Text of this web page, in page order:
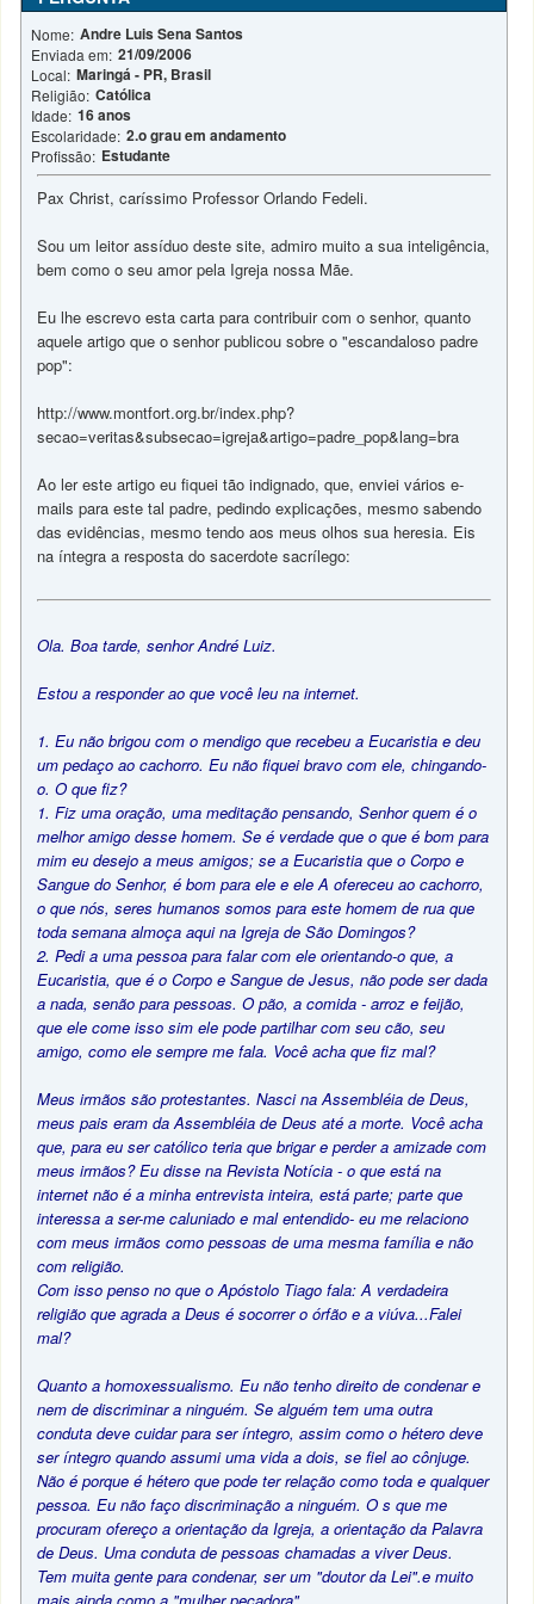
Nome: Andre Luis Sena Santos
Enviada em: 21/09/2006
Local: Maringá - PR, Brasil
Religião: Católica
Idade: 16 anos
Escolaridade: 2.o grau em andamento
Profissão: Estudante
Pax Christ, caríssimo Professor Orlando Fedeli.
Sou um leitor assíduo deste site, admiro muito a sua inteligência,
bem como o seu amor pela Igreja nossa Mãe.
Eu lhe escrevo esta carta para contribuir com o senhor, quanto
aquele artigo que o senhor publicou sobre o "escandaloso padre
pop":
http://www.montfort.org.br/index.php?
secao=veritas&subsecao=igreja&artigo=padre_pop&lang=bra
Ao ler este artigo eu fiquei tão indignado, que, enviei vários e-
mails para este tal padre, pedindo explicações, mesmo sabendo
das evidências, mesmo tendo aos meus olhos sua heresia. Eis
na íntegra a resposta do sacerdote sacrílego:
Ola. Boa tarde, senhor André Luiz.
Estou a responder ao que você leu na internet.
1. Eu não brigou com o mendigo que recebeu a Eucaristia e deu
um pedaço ao cachorro. Eu não fiquei bravo com ele, chingando-
o. O que fiz?
1. Fiz uma oração, uma meditação pensando, Senhor quem é o
melhor amigo desse homem. Se é verdade que o que é bom para
mim eu desejo a meus amigos; se a Eucaristia que o Corpo e
Sangue do Senhor, é bom para ele e ele A ofereceu ao cachorro,
o que nós, seres humanos somos para este homem de rua que
toda semana almoça aqui na Igreja de São Domingos?
2. Pedi a uma pessoa para falar com ele orientando-o que, a
Eucaristia, que é o Corpo e Sangue de Jesus, não pode ser dada
a nada, senão para pessoas. O pão, a comida - arroz e feijão,
que ele come isso sim ele pode partilhar com seu cão, seu
amigo, como ele sempre me fala. Você acha que fiz mal?
Meus irmãos são protestantes. Nasci na Assembléia de Deus,
meus pais eram da Assembléia de Deus até a morte. Você acha
que, para eu ser católico teria que brigar e perder a amizade com
meus irmãos? Eu disse na Revista Notícia - o que está na
internet não é a minha entrevista inteira, está parte; parte que
interessa a ser-me caluniado e mal entendido- eu me relaciono
com meus irmãos como pessoas de uma mesma família e não
com religião.
Com isso penso no que o Apóstolo Tiago fala: A verdadeira
religião que agrada a Deus é socorrer o órfão e a viúva...Falei
mal?
Quanto a homoxessualismo. Eu não tenho direito de condenar e
nem de discriminar a ninguém. Se alguém tem uma outra
conduta deve cuidar para ser íntegro, assim como o hétero deve
ser íntegro quando assumi uma vida a dois, se fiel ao cônjuge.
Não é porque é hétero que pode ter relação como toda e qualquer
pessoa. Eu não faço discriminação a ninguém. O s que me
procuram ofereço a orientação da Igreja, a orientação da Palavra
de Deus. Uma conduta de pessoas chamadas a viver Deus.
Tem muita gente para condenar, ser um "doutor da Lei".e muito